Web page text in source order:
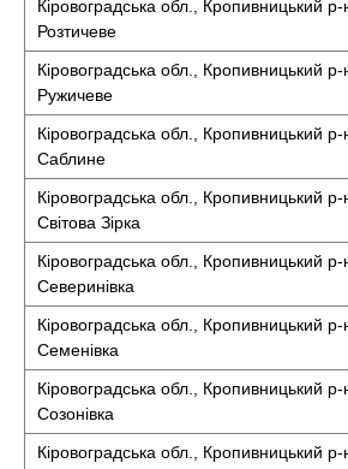
Кіровоградська обл., Кропивницький р-
Розтичеве
Кіровоградська обл., Кропивницький р-
Ружичеве
Кіровоградська обл., Кропивницький р-
Саблине
Кіровоградська обл., Кропивницький р-
Світова Зірка
Кіровоградська обл., Кропивницький р-
Северинівка
Кіровоградська обл., Кропивницький р-
Семенівка
Кіровоградська обл., Кропивницький р-
Созонівка
Кіровоградська обл., Кропивницький р-